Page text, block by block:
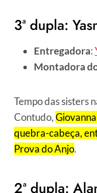
3ª dupla:
Entregadora:
Montadora
Tempo das sisters
Contudo,
quebra-cabeça,
Prova do Anjo.
2ª dupla: